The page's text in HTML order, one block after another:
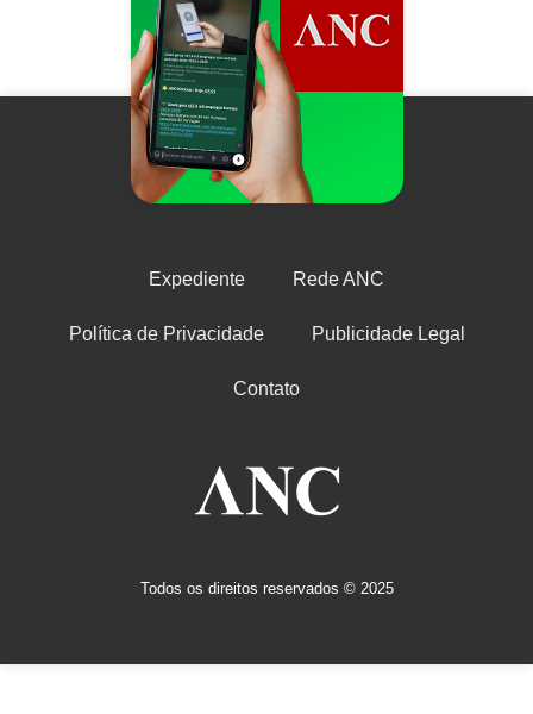
Expediente Rede ANC
Política de Privacidade Publicidade Legal
Contato
Todos os direitos reservados © 2025